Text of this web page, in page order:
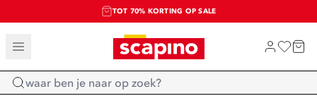
TOT 70% KORTING OP SALE
SALE: LAATSTE KANS!
SHOP NIEUW
Home